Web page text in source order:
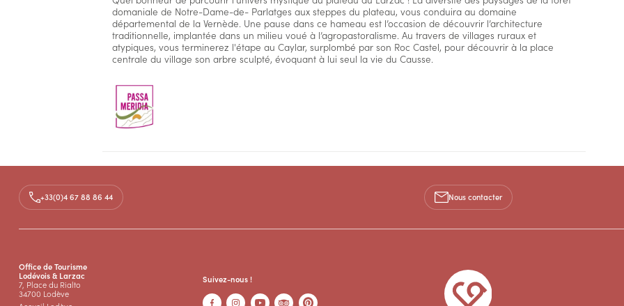
domaniale de Notre-Dame-de- Parlatges aux steppes du plateau, vous conduira au domaine
départemental de la Vernède. Une pause dans ce hameau est l’occasion de découvrir l’architecture
traditionnelle, implantée dans un milieu voué à l’agropastoralisme. Au travers de villages ruraux et
atypiques, vous terminerez l'étape au Caylar, surplombé par son Roc Castel, pour découvrir à la place
centrale du village son arbre sculpté, évoquant à lui seul la vie du Causse.
Accès
Médias
+33(0)4 67 88 86 44 Nous contacter
Office de Tourisme
Lodévois & Larzac
7, Place du Rialto
34700 Lodève
Suivez-nous !